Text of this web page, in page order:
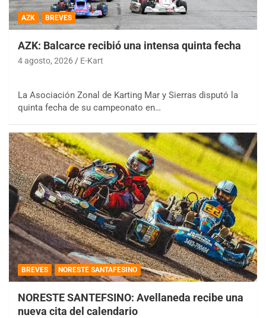
AZK BREVES
AZK: Balcarce recibió una intensa quinta fecha
4 agosto, 2026 E-Kart
La Asociación Zonal de Karting Mar y Sierras disputó la
quinta fecha de su campeonato en…
BREVES NORESTE SANTAFESINO
NORESTE SANTEFSINO: Avellaneda recibe una
nueva cita del calendario